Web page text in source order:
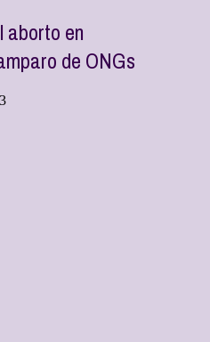
aborto en
de ONGs